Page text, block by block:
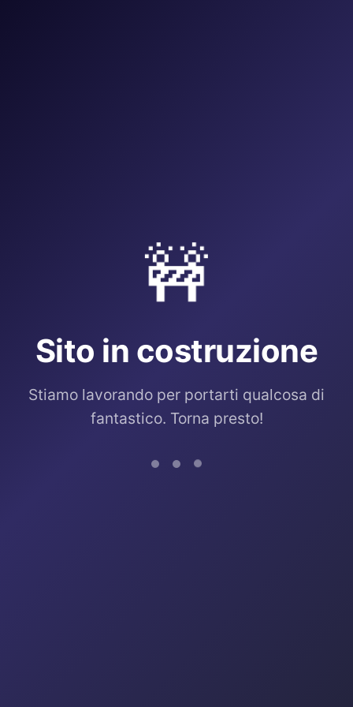
🚧
Sito in costruzione
Stiamo lavorando per portarti qualcosa di
fantastico. Torna presto!